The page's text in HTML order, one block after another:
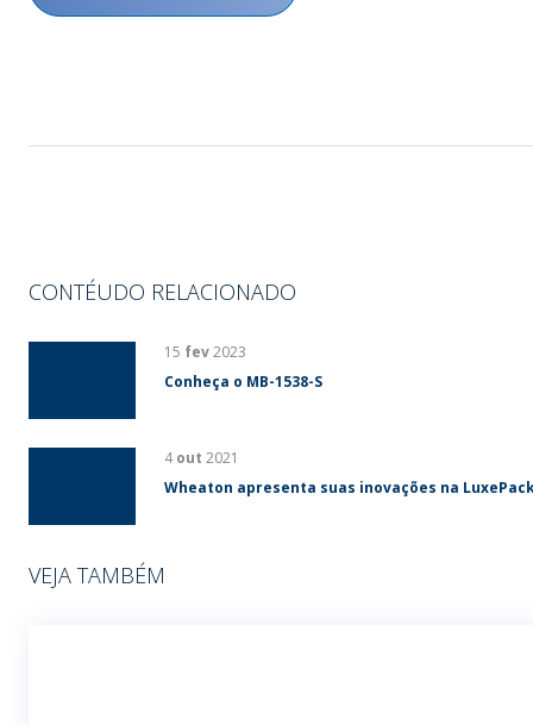
CONTÉUDO RELACIONADO
15 fev2023
Conheça o MB-1538-S
4out 2021
Wheaton apresenta suas inovações na
VEJA TAMBÉM